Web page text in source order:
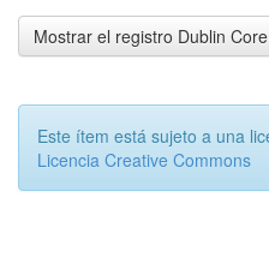
Mostrar el registro Dublin
Este ítem está sujeto a una
Licencia Creative Commons